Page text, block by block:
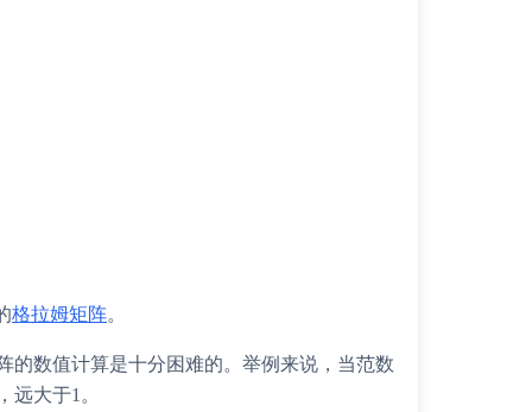
格拉姆矩阵。
的数值计算是十分困难的。举例来说，当范数
远大于1。